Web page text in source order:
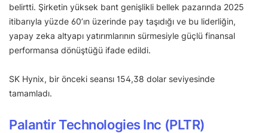
belirtti. Şirketin yüksek bant genişlikli bellek pazarında 2025
itibarıyla yüzde 60’ın üzerinde pay taşıdığı ve bu liderliğin,
yapay zeka altyapı yatırımlarının sürmesiyle güçlü finansal
performansa dönüştüğü ifade edildi.
SK Hynix, bir önceki seansı 154,38 dolar seviyesinde
tamamladı.
Palantir Technologies Inc (PLTR)